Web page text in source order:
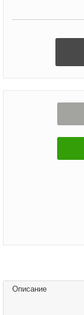
Описание